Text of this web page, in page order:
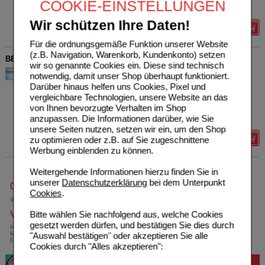
COOKIE-EINSTELLUNGEN
Wir schützen Ihre Daten!
Für die ordnungsgemäße Funktion unserer Website
(z.B. Navigation, Warenkorb, Kundenkonto) setzen
wir so genannte Cookies ein. Diese sind technisch
notwendig, damit unser Shop überhaupt funktioniert.
Darüber hinaus helfen uns Cookies, Pixel und
vergleichbare Technologien, unsere Website an das
von Ihnen bevorzugte Verhalten im Shop
anzupassen. Die Informationen darüber, wie Sie
unsere Seiten nutzen, setzen wir ein, um den Shop
zu optimieren oder z.B. auf Sie zugeschnittene
Werbung einblenden zu können.
Weitergehende Informationen hierzu finden Sie in
unserer Datenschutzerklärungbei dem Unterpunkt
Cookies.
Bitte wählen Sie nachfolgend aus, welche Cookies
gesetzt werden dürfen, und bestätigen Sie dies durch
"Auswahl bestätigen" oder akzeptieren Sie alle
Cookies durch "Alles akzeptieren":
Grundpreis 407,50 €
Details
BEPANTHEN Augen- und Nasensalbe
Bayer Vital GmbH
01578675
10g Augen- u. Nasensalbe
AVP***
Unser Preis*
Sie sparen
Grundpreis
575,00 €
Details
0800-10 11 422
gebührenfreie Rufnummer
Versandkostenfrei
innerhalb Deutschlands bei einem
Mindestbestellwert von 13,99 Euro oder bei
Einsendung eines Kassenrezeptes